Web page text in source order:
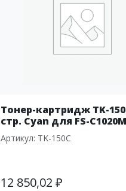
Тонер-картридж TK-
стр. Cyan для FS-
Артикул: TK-150C
12 850,02 ₽